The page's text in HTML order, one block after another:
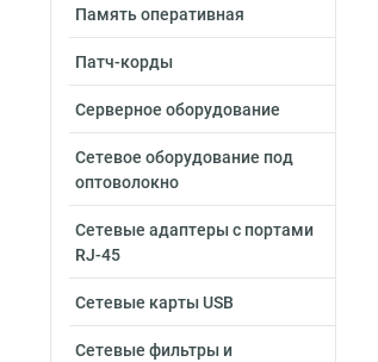
Память оперативная
Патч-корды
Серверное оборудование
Сетевое оборудование под
оптоволокно
Сетевые адаптеры с портами
RJ-45
Сетевые карты USB
Сетевые фильтры и